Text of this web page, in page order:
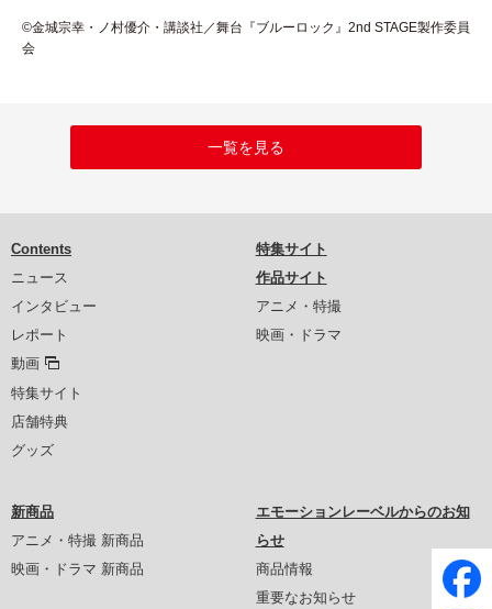
©金城宗幸・ノ村優介・講談社／舞台『ブルーロック』2nd STAGE製作委員
会
一覧を見る
Contents
ニュース
インタビュー
レポート
動画
特集サイト
店舗特典
グッズ
特集サイト
作品サイト
アニメ・特撮
映画・ドラマ
新商品
アニメ・特撮 新商品
映画・ドラマ 新商品
エモーションレーベルからのお知
らせ
商品情報
重要なお知らせ